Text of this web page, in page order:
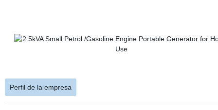
Perfil de la empresa